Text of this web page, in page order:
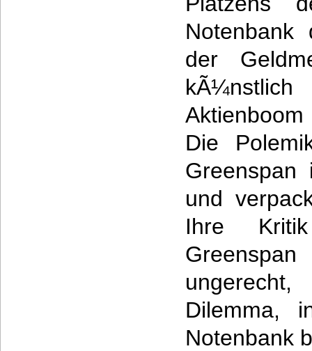
Notenbank
der
Die
Greenspan
und
Ihre
Dilemma,
Notenbank